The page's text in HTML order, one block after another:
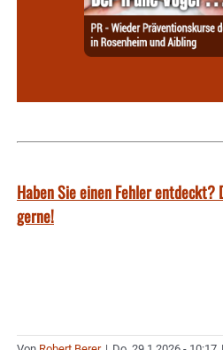
Haben Sie einen Fehler entdeckt?
gerne!